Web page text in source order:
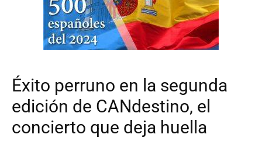
Éxito perruno en la segunda
edición de CANdestino, el
concierto que deja huella